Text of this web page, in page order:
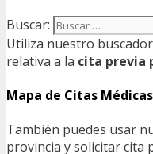
Buscar:
Utiliza nuestro
relativa a la cita previa
Mapa de Citas Médicas
También puedes usar
provincia y solicitar cita